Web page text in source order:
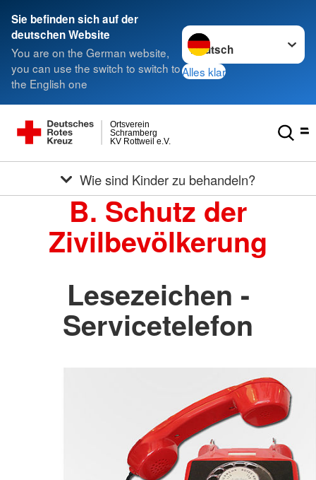
Sie befinden sich auf der
deutschen Website
You are on the German website,
you can use the switch to switch to
the English one
Sprache wechseln zu
Alles klar
KV Rottweil e.V.
Schramberg
Ortsverein
Wie sind Kinder zu behandeln?
B. Schutz der
Zivilbevölkerung
Lesezeichen -
Servicetelefon